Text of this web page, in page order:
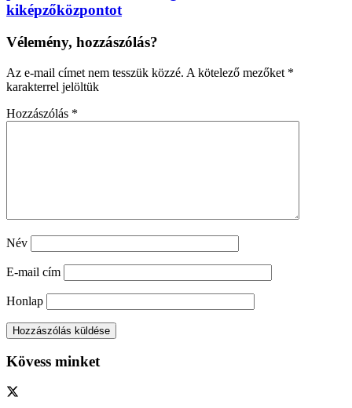
kiképzőközpontot
Vélemény, hozzászólás?
Az e-mail címet nem tesszük közzé. A kötelező mezőket *
karakterrel jelöltük
Hozzászólás *
Név
E-mail cím
Honlap
Kövess minket